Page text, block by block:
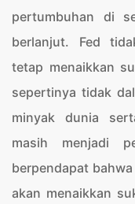
pertumbuhan di
berlanjut. Fed
tetap menaikkan
sepertinya tidak
minyak dunia
masih menjadi
berpendapat
akan menaikkan